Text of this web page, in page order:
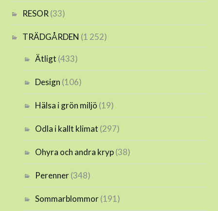
RESOR(33)
TRÄDGÅRDEN (1 252)
Ätligt (433)
Design (106)
Hälsa i grön miljö (19)
Odla i kallt klimat (297)
Ohyra och andra kryp(38)
Perenner(348)
Sommarblommor(191)